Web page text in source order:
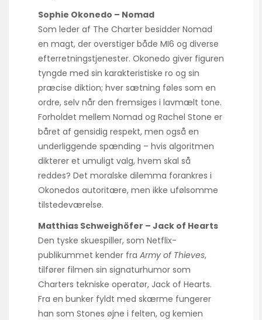
Sophie Okonedo – Nomad
Som leder af The Charter besidder Nomad
en magt, der overstiger både MI6 og diverse
efterretningstjenester. Okonedo giver figuren
tyngde med sin karakteristiske ro og sin
præcise diktion; hver sætning føles som en
ordre, selv når den fremsiges i lavmælt tone.
Forholdet mellem Nomad og Rachel Stone er
båret af gensidig respekt, men også en
underliggende spænding – hvis algoritmen
dikterer et umuligt valg, hvem skal så
reddes? Det moralske dilemma forankres i
Okonedos autoritære, men ikke ufølsomme
tilstedeværelse.
Matthias Schweighöfer – Jack of Hearts
Den tyske skuespiller, som Netflix-
publikummet kender fra Army of Thieves,
tilfører filmen sin signaturhumor som
Charters tekniske operatør, Jack of Hearts.
Fra en bunker fyldt med skærme fungerer
han som Stones øjne i felten, og kemien